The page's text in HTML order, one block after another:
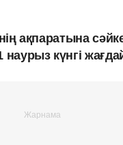
ақпаратына
күнгі